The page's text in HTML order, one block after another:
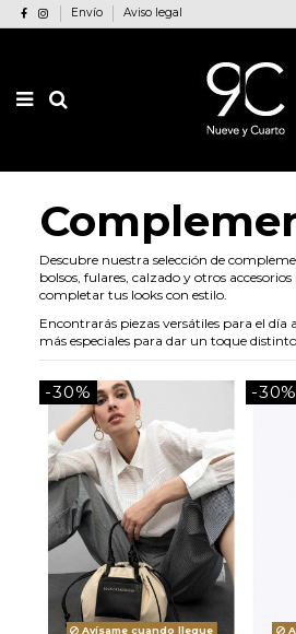
Envío Aviso legal
Descubre nuestra selección de
bolsos, fulares, calzado y otros
completar tus looks con estilo.
Encontrarás piezas versátiles para el día
más especiales para dar un toque
-30%
Avísame cuando llegue
-30%